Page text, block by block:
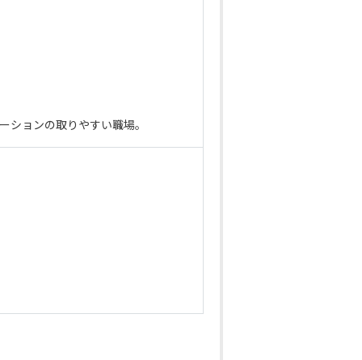
ションの取りやすい職場。